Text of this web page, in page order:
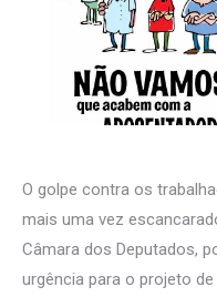
O golpe contra os
mais uma vez
Câmara dos Deputados,
urgência para o projeto